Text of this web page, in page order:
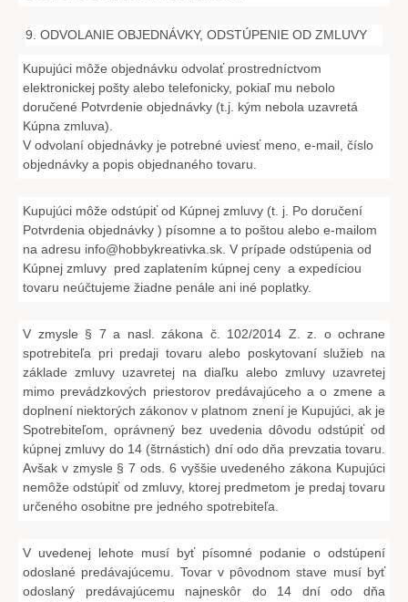
9. ODVOLANIE OBJEDNÁVKY, ODSTÚPENIE OD ZMLUVY
Kupujúci môže objednávku odvolať prostredníctvom
elektronickej pošty alebo telefonicky, pokiaľ mu nebolo
doručené Potvrdenie objednávky (t.j. kým nebola uzavretá
Kúpna zmluva).
V odvolaní objednávky je potrebné uviesť meno, e-mail, číslo
objednávky a popis objednaného tovaru.
Kupujúci môže odstúpiť od Kúpnej zmluvy (t. j. Po doručení
Potvrdenia objednávky ) písomne a to poštou alebo e-mailom
na adresu info@hobbykreativka.sk . V prípade odstúpenia od
Kúpnej zmluvy pred zaplatením kúpnej ceny a expedíciou
tovaru neúčtujeme žiadne penále ani iné poplatky.
V zmysle § 7 a nasl. zákona č. 102/2014 Z. z. o ochrane
spotrebiteľa pri predaji tovaru alebo poskytovaní služieb na
základe zmluvy uzavretej na diaľku alebo zmluvy uzavretej
mimo prevádzkových priestorov predávajúceho a o zmene a
doplnení niektorých zákonov v platnom znení je Kupujúci, ak je
Spotrebiteľom, oprávnený bez uvedenia dôvodu odstúpiť od
kúpnej zmluvy do 14 (štrnástich) dní odo dňa prevzatia tovaru.
Avšak v zmysle § 7 ods. 6 vyššie uvedeného zákona Kupujúci
nemôže odstúpiť od zmluvy, ktorej predmetom je predaj tovaru
určeného osobitne pre jedného spotrebiteľa.
V uvedenej lehote musí byť písomné podanie o odstúpení
odoslané predávajúcemu. Tovar v pôvodnom stave musí byť
odoslaný predávajúcemu najneskôr do 14 dní odo dňa